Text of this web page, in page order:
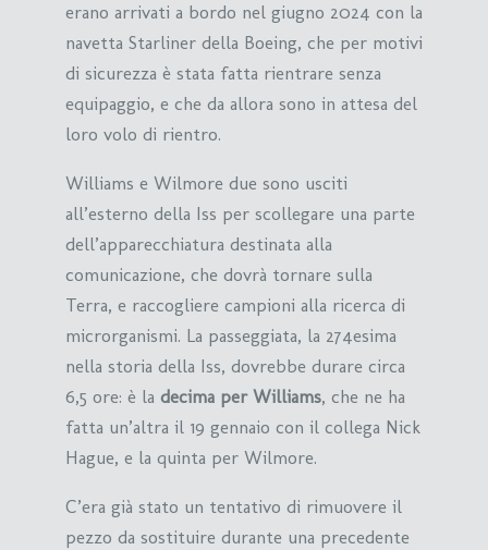
erano arrivati a bordo nel giugno 2024 con la
navetta Starliner della Boeing, che per motivi
di sicurezza è stata fatta rientrare senza
equipaggio, e che da allora sono in attesa del
loro volo di rientro.
Williams e Wilmore due sono usciti
all’esterno della Iss per scollegare una parte
dell’apparecchiatura destinata alla
comunicazione, che dovrà tornare sulla
Terra, e raccogliere campioni alla ricerca di
microrganismi. La passeggiata, la 274esima
nella storia della Iss, dovrebbe durare circa
6,5 ore: è la decima per Williams, che ne ha
fatta un’altra il 19 gennaio con il collega Nick
Hague, e la quinta per Wilmore.
C’era già stato un tentativo di rimuovere il
pezzo da sostituire durante una precedente